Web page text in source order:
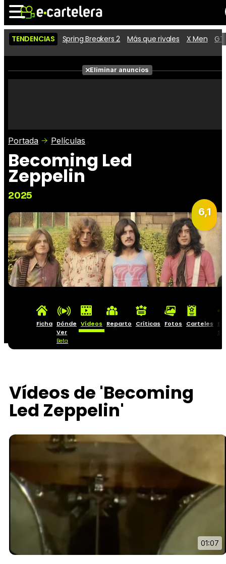
Noticias Cartelera
Películas
Críticas
TENDENCIAS Spring Breakers 2 Más que rivales X Men
Eliminar anuncios
Portada Películas
Becoming Led
Zeppelin
2025
6,1
Ficha Dónde
Ver
Beta
Vídeos Reparto Críticas Fotos Carteles
Vídeos de 'Becoming
Led Zeppelin'
01:07